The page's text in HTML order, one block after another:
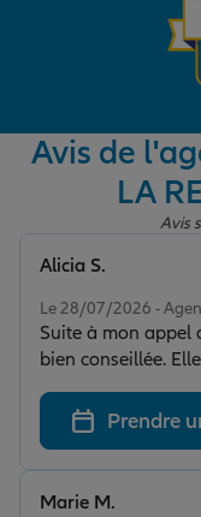
Préparer l’avenir
Le Pack Famille
Garantie des
Assurance
Retraite
Tous nos devis
Avis de
LA
Avis
Le 28/07/2026 -
Suite à mon appel
bien conseillée.
amabilité, a pris
questions et de
professionnalisme.
services. Merci
efficacité !
Alicia S.
Prendre
Marie M.